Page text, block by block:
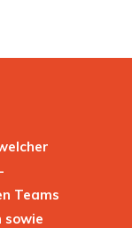
Teams
sowie